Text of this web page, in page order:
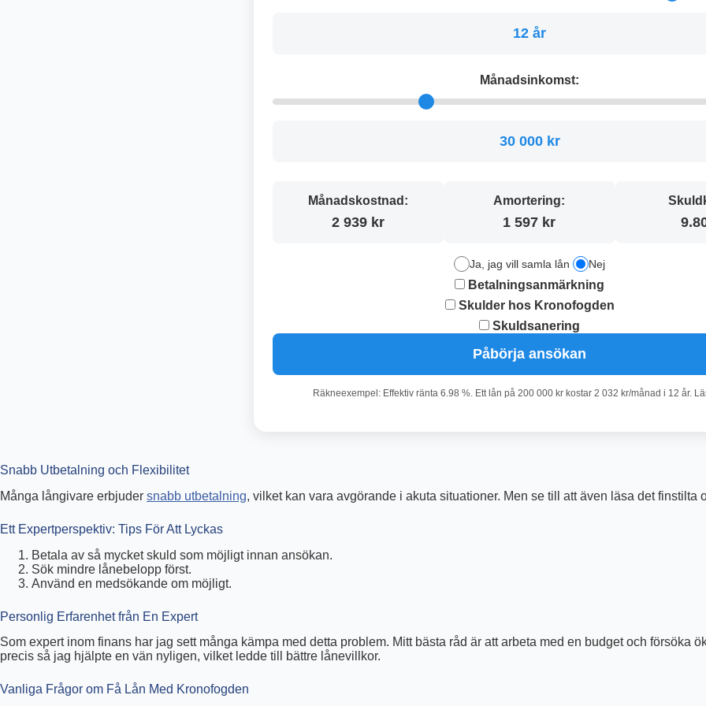
12 år
Månadsinkomst:
30 000 kr
Månadskostnad:
2 939 kr
Amortering:
1 597 kr
Ja, jag vill samla lån Nej
Betalningsanmärkning
Skulder hos Kronofogden
Skuldsanering
Påbörja ansökan
Räkneexempel: Effektiv ränta 6.98 %. Ett lån på 200 000 kr kostar 2 032 kr/månad i 12 år.
Snabb Utbetalning och Flexibilitet
Många långivare erbjuder snabb utbetalning, vilket kan vara avgörande i akuta situationer. Men se till att även läsa det finstilta
Ett Expertperspektiv: Tips För Att Lyckas
Betala av så mycket skuld som möjligt innan ansökan.
Sök mindre lånebelopp först.
Använd en medsökande om möjligt.
Personlig Erfarenhet från En Expert
Som expert inom finans har jag sett många kämpa med detta problem. Mitt bästa råd är att arbeta med en budget och försöka
precis så jag hjälpte en vän nyligen, vilket ledde till bättre lånevillkor.
Vanliga Frågor om Få Lån Med Kronofogden